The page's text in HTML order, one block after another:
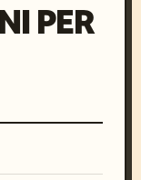
PER